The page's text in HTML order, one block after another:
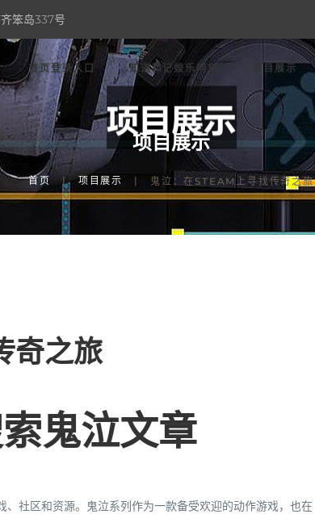
笨岛337号
首页登录入口 知道和记娱乐网站 项目展示
项目展示
首页 项目展示 鬼泣：在STEAM上寻找传奇之旅
奇之旅
鬼泣文章
社区和资源。鬼泣系列作为一款备受欢迎的动作游戏，也在